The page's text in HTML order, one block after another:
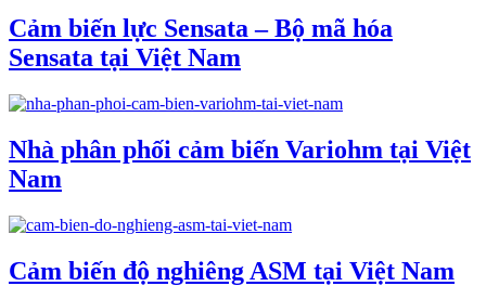
Cảm biến lực Sensata – Bộ mã hóa
Sensata tại Việt Nam
Nhà phân phối cảm biến Variohm tại Việt
Nam
Cảm biến độ nghiêng ASM tại Việt Nam